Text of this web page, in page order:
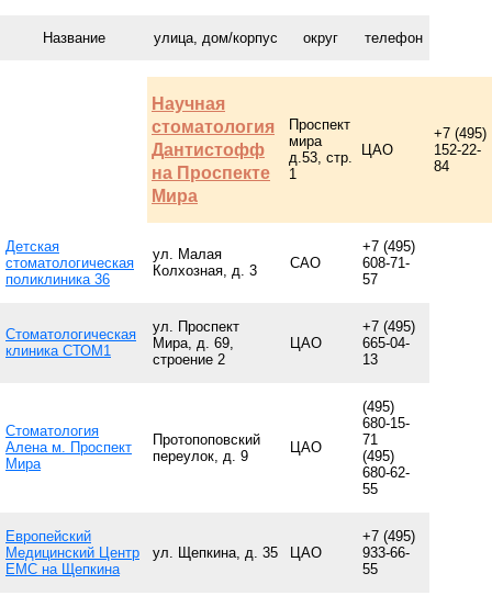
Название улица, дом/корпус округ телефон
Научная
стоматология
Дантистофф
на Проспекте
Мира
Проспект
мира
д.53, стр.
1
ЦАО
+7 (495)
152-22-
84
Детская
стоматологическая
поликлиника 36
ул. Малая
Колхозная, д. 3
САО
+7 (495)
608-71-
57
Стоматологическая
клиника СТОМ1
ул. Проспект
Мира, д. 69,
строение 2
ЦАО
+7 (495)
665-04-
13
Стоматология
Алена м. Проспект
Мира
Протопоповский
переулок, д. 9
ЦАО
(495)
680-15-
71
(495)
680-62-
55
Европейский
Медицинский Центр
EMC на Щепкина
ул. Щепкина, д. 35 ЦАО
+7 (495)
933-66-
55